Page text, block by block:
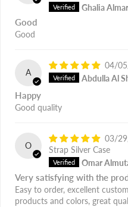
Ghalia
Good
Good
A
04/
Abdulla Al
Happy
Good quality
O
03/
Strap Silver Case
Omar
Very satisfying with the
Easy to order, excellent
products and colors, great